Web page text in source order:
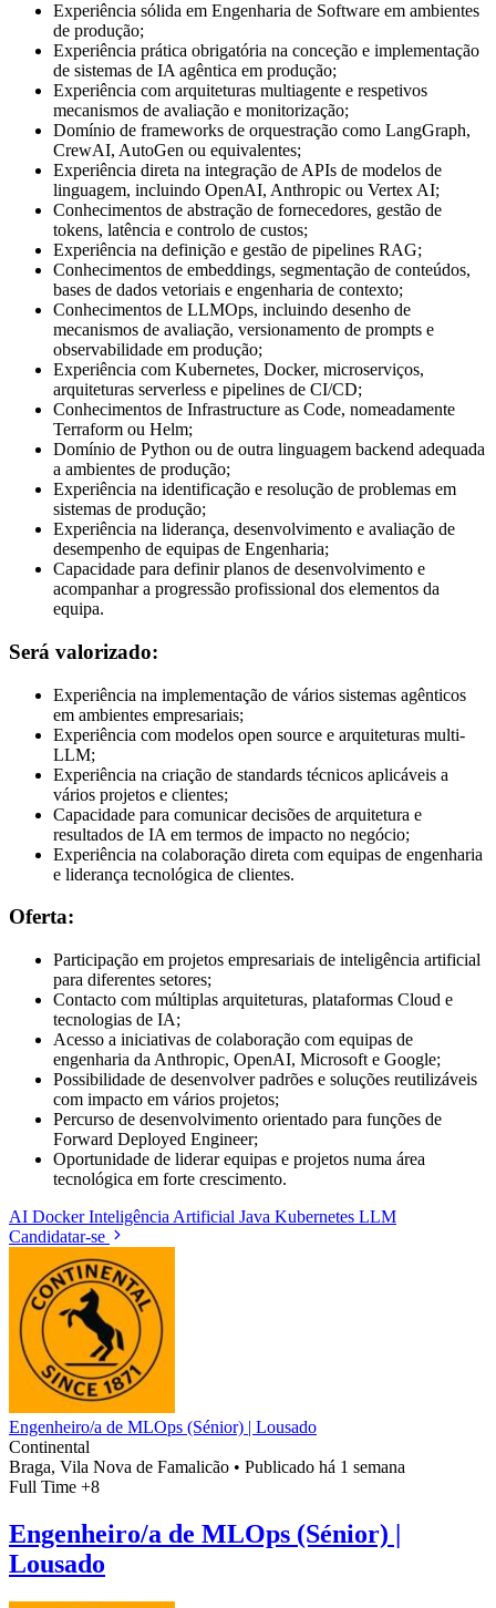
Experiência sólida em Engenharia de Software em ambientes
de produção;
Experiência prática obrigatória na conceção e implementação
de sistemas de IA agêntica em produção;
Experiência com arquiteturas multiagente e respetivos
mecanismos de avaliação e monitorização;
Domínio de frameworks de orquestração como LangGraph,
CrewAI, AutoGen ou equivalentes;
Experiência direta na integração de APIs de modelos de
linguagem, incluindo OpenAI, Anthropic ou Vertex AI;
Conhecimentos de abstração de fornecedores, gestão de
tokens, latência e controlo de custos;
Experiência na definição e gestão de pipelines RAG;
Conhecimentos de embeddings, segmentação de conteúdos,
bases de dados vetoriais e engenharia de contexto;
Conhecimentos de LLMOps, incluindo desenho de
mecanismos de avaliação, versionamento de prompts e
observabilidade em produção;
Experiência com Kubernetes, Docker, microserviços,
arquiteturas serverless e pipelines de CI/CD;
Conhecimentos de Infrastructure as Code, nomeadamente
Terraform ou Helm;
Domínio de Python ou de outra linguagem backend adequada
a ambientes de produção;
Experiência na identificação e resolução de problemas em
sistemas de produção;
Experiência na liderança, desenvolvimento e avaliação de
desempenho de equipas de Engenharia;
Capacidade para definir planos de desenvolvimento e
acompanhar a progressão profissional dos elementos da
equipa.
Será valorizado:
Experiência na implementação de vários sistemas agênticos
em ambientes empresariais;
Experiência com modelos open source e arquiteturas multi-
LLM;
Experiência na criação de standards técnicos aplicáveis a
vários projetos e clientes;
Capacidade para comunicar decisões de arquitetura e
resultados de IA em termos de impacto no negócio;
Experiência na colaboração direta com equipas de engenharia
e liderança tecnológica de clientes.
Oferta:
Participação em projetos empresariais de inteligência artificial
para diferentes setores;
Contacto com múltiplas arquiteturas, plataformas Cloud e
tecnologias de IA;
Acesso a iniciativas de colaboração com equipas de
engenharia da Anthropic, OpenAI, Microsoft e Google;
Possibilidade de desenvolver padrões e soluções reutilizáveis
com impacto em vários projetos;
Percurso de desenvolvimento orientado para funções de
Forward Deployed Engineer;
Oportunidade de liderar equipas e projetos numa área
tecnológica em forte crescimento.
AI DockerInteligência Artificial Java Kubernetes LLM
Candidatar-se
Engenheiro/a de MLOps (Sénior) | Lousado
Continental
Braga, Vila Nova de Famalicão • Publicado há 1 semana
Full Time +8
Engenheiro/a de MLOps (Sénior) |
Lousado